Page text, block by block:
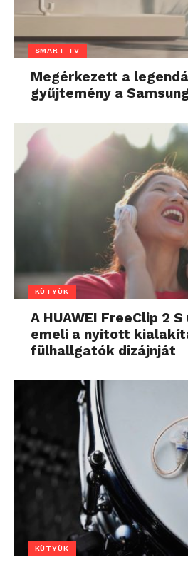
SMART-TV
Megérkezett a
gyűjtemény a
KÜTYÜK
A HUAWEI FreeClip 2
emeli a nyitott
fülhallgatók dizájnját
KÜTYÜK